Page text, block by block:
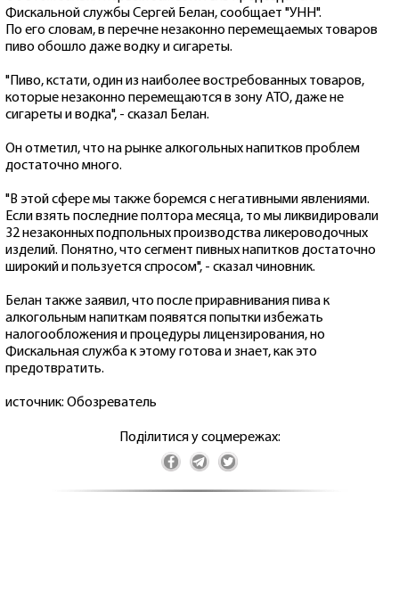
Фискальной службы Сергей Белан, сообщает "УНН".
По его словам, в перечне незаконно перемещаемых товаров
пиво обошло даже водку и сигареты.
"Пиво, кстати, один из наиболее востребованных товаров,
которые незаконно перемещаются в зону АТО, даже не
сигареты и водка", - сказал Белан.
Он отметил, что на рынке алкогольных напитков проблем
достаточно много.
"В этой сфере мы также боремся с негативными явлениями.
Если взять последние полтора месяца, то мы ликвидировали
32 незаконных подпольных производства ликероводочных
изделий. Понятно, что сегмент пивных напитков достаточно
широкий и пользуется спросом", - сказал чиновник.
Белан также заявил, что после приравнивания пива к
алкогольным напиткам появятся попытки избежать
налогообложения и процедуры лицензирования, но
Фискальная служба к этому готова и знает, как это
предотвратить.
источник: Обозреватель
Поділитися у соцмережах: